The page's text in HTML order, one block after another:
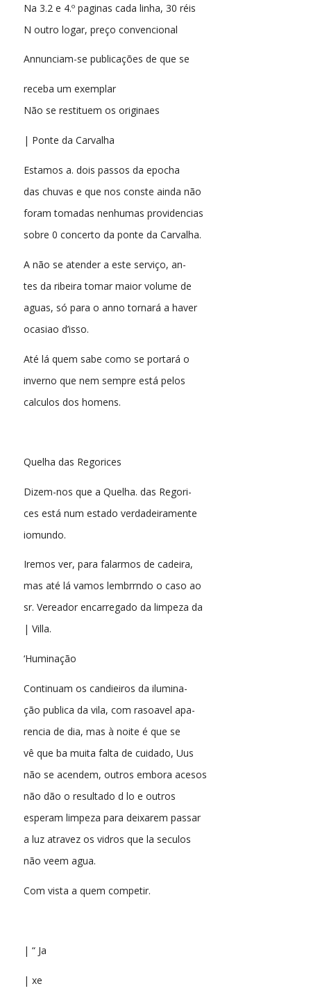
Na 3.2 e 4.º paginas cada linha, 30 réis
N outro logar, preço convencional
Annunciam-se publicações de que se
receba um exemplar
Não se restituem os originaes
| Ponte da Carvalha
Estamos a. dois passos da epocha
das chuvas e que nos conste ainda não
foram tomadas nenhumas providencias
sobre 0 concerto da ponte da Carvalha.
A não se atender a este serviço, an-
tes da ribeira tomar maior volume de
aguas, só para o anno tornará a haver
ocasiao d’isso.
Até lá quem sabe como se portará o
inverno que nem sempre está pelos
calculos dos homens.
Quelha das Regorices
Dizem-nos que a Quelha. das Regori-
ces está num estado verdadeiramente
iomundo.
Iremos ver, para falarmos de cadeira,
mas até lá vamos lembrrndo o caso ao
sr. Vereador encarregado da limpeza da
| Villa.
‘Huminação
Continuam os candieiros da ilumina-
ção publica da vila, com rasoavel apa-
rencia de dia, mas à noite é que se
vê que ba muita falta de cuidado, Uus
não se acendem, outros embora acesos
não dão o resultado d lo e outros
esperam limpeza para deixarem passar
a luz atravez os vidros que la seculos
não veem agua.
Com vista a quem competir.
| “ Ja
| xe